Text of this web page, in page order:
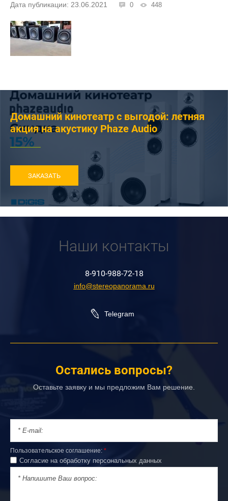
Дата публикации: 23.06.2021 0 448
Домашний кинотеатр с выгодой: летняя
акция на акустику Phaze Audio
ЗАКАЗАТЬ
Наши контакты
8-910-988-72-18
info@stereopanorama.ru
Telegram
Остались вопросы?
Оставьте заявку и мы предложим Вам решение.
Пользовательское соглашение: *
Согласие на обработку персональных данных